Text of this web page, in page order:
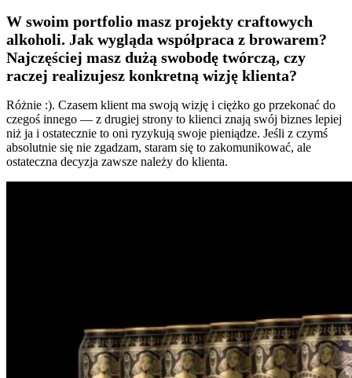
W swoim portfolio masz projekty craftowych
alkoholi. Jak wygląda współpraca z browarem?
Najczęściej masz dużą swobodę twórczą, czy
raczej realizujesz konkretną wizję klienta?
Różnie :). Czasem klient ma swoją wizję i ciężko go przekonać do
czegoś innego — z drugiej strony to klienci znają swój biznes lepiej
niż ja i ostatecznie to oni ryzykują swoje pieniądze. Jeśli z czymś
absolutnie się nie zgadzam, staram się to zakomunikować, ale
ostateczna decyzja zawsze należy do klienta.